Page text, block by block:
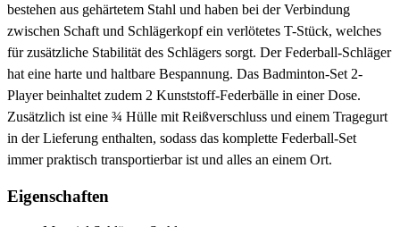
bestehen aus gehärtetem Stahl und haben bei der Verbindung
zwischen Schaft und Schlägerkopf ein verlötetes T-Stück, welches
für zusätzliche Stabilität des Schlägers sorgt. Der Federball-Schläger
hat eine harte und haltbare Bespannung. Das Badminton-Set 2-
Player beinhaltet zudem 2 Kunststoff-Federbälle in einer Dose.
Zusätzlich ist eine ¾ Hülle mit Reißverschluss und einem Tragegurt
in der Lieferung enthalten, sodass das komplette Federball-Set
immer praktisch transportierbar ist und alles an einem Ort.
Eigenschaften